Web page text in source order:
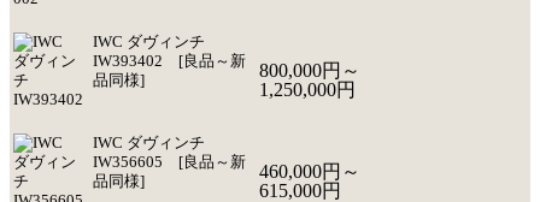
IWC ダヴィンチ
IW393402 [良品～新
品同様]
800,000円～
1,250,000円
IWC ダヴィンチ
IW356605 [良品～新
品同様]
460,000円～
615,000円